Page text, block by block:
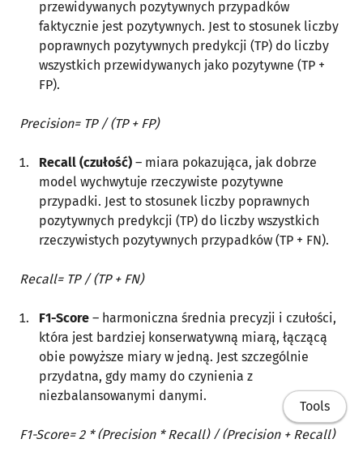
przewidywanych pozytywnych przypadków
faktycznie jest pozytywnych. Jest to stosunek liczby
poprawnych pozytywnych predykcji (TP) do liczby
wszystkich przewidywanych jako pozytywne (TP +
FP).
Precision= TP / (TP + FP)
Recall (czułość) – miara pokazująca, jak dobrze
model wychwytuje rzeczywiste pozytywne
przypadki. Jest to stosunek liczby poprawnych
pozytywnych predykcji (TP) do liczby wszystkich
rzeczywistych pozytywnych przypadków (TP + FN).
Recall= TP / (TP + FN)
F1-Score – harmoniczna średnia precyzji i czułości,
która jest bardziej konserwatywną miarą, łączącą
obie powyższe miary w jedną. Jest szczególnie
przydatna, gdy mamy do czynienia z
niezbalansowanymi danymi.
F1-Score= 2 * (Precision * Recall) / (Precision + Recall)
Tools